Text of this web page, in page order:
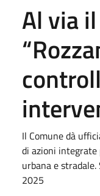
Al via
Il Comune dà
di azioni integrate
urbana e
2025